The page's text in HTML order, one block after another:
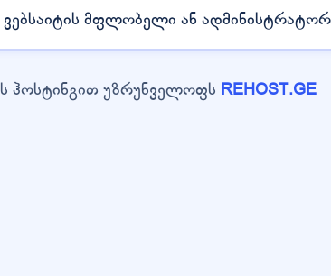
ვებსაიტის მფლობელი ან
ჰოსტინგით უზრუნველოფს REHOST.GE